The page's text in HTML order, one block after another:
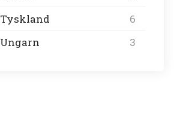
Tyskland
6
Ungarn
3